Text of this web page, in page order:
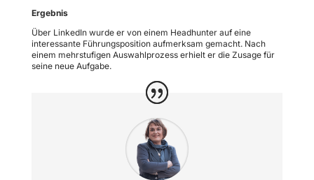
Ergebnis
Über LinkedIn wurde er von einem Headhunter auf eine
interessante Führungsposition aufmerksam gemacht. Nach
einem mehrstufigen Auswahlprozess erhielt er die Zusage für
seine neue Aufgabe.